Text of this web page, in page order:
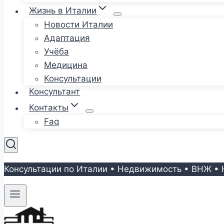
Жизнь в Италии
Новости Италии
Адаптация
Учёба
Медицина
Консультации
Консультант
Контакты
Faq
Консультации по Италии • Недвижимость • ВНЖ •